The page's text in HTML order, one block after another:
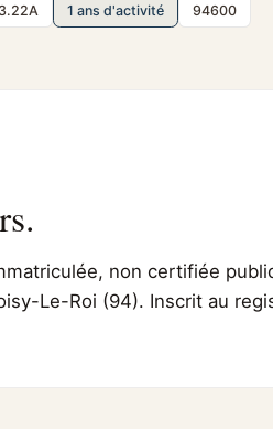
1 ans d'activité 94600
non certifiée
Le-Roi (94). Inscrit au